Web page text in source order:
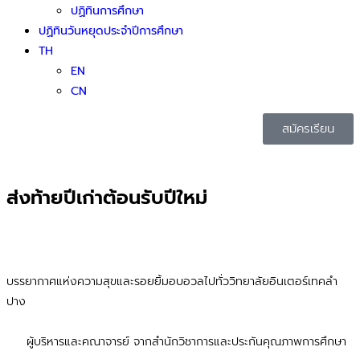
ปฏิทินการศึกษา
ปฏิทินวันหยุดประจำปีการศึกษา
TH
EN
CN
สมัครเรียน
ส่งท้ายปีเก่าต้อนรับปีใหม่
บรรยากาศแห่งความสุขและรอยยิ้มอบอวลไปทั่ววิทยาลัยอินเตอร์เทคลำ
ปาง
ผู้บริหารและคณาจารย์ จากสำนักวิชาการและประกันคุณภาพการศึกษา